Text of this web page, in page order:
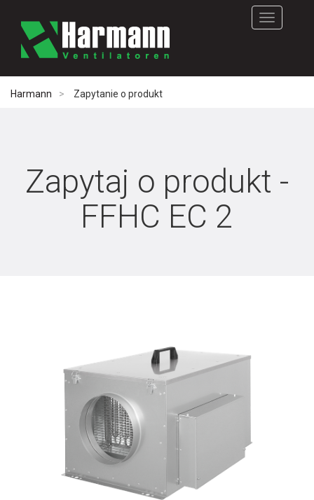
Rozwiń
nawigację
Harmann Zapytanie o produkt
Zapytaj o produkt -
FFHC EC 2